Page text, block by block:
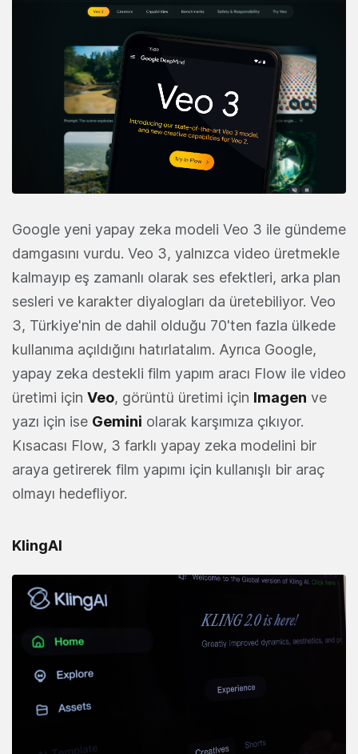
Google yeni yapay zeka modeli Veo 3 ile gündeme
damgasını vurdu. Veo 3, yalnızca video üretmekle
kalmayıp eş zamanlı olarak ses efektleri, arka plan
sesleri ve karakter diyalogları da üretebiliyor. Veo
3, Türkiye'nin de dahil olduğu 70'ten fazla ülkede
kullanıma açıldığını hatırlatalım. Ayrıca Google,
yapay zeka destekli film yapım aracı Flow ile video
üretimi için Veo, görüntü üretimi için Imagen ve
yazı için ise Gemini olarak karşımıza çıkıyor.
Kısacası Flow, 3 farklı yapay zeka modelini bir
araya getirerek film yapımı için kullanışlı bir araç
olmayı hedefliyor.
KlingAI